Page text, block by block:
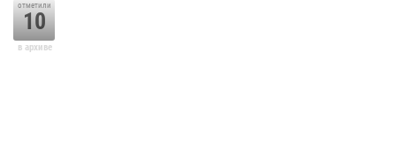
отметили
10
в архиве